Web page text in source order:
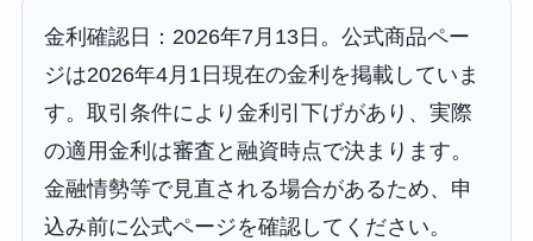
金利確認日：2026年7月13日。公式商品ペー
ジは2026年4月1日現在の金利を掲載していま
す。取引条件により金利引下げがあり、実際
の適用金利は審査と融資時点で決まります。
金融情勢等で見直される場合があるため、申
込み前に公式ページを確認してください。